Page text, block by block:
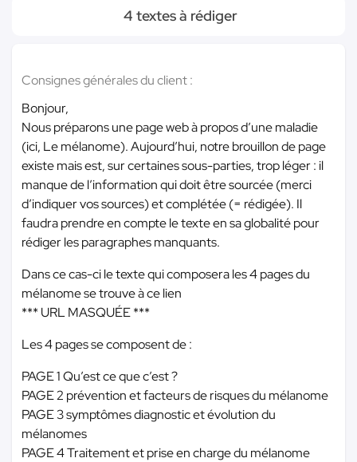
4 textes à rédiger
Consignes générales du client :
Bonjour,
Nous préparons une page web à propos d’une maladie
(ici, Le mélanome). Aujourd’hui, notre brouillon de page
existe mais est, sur certaines sous-parties, trop léger : il
manque de l’information qui doit être sourcée (merci
d’indiquer vos sources) et complétée (= rédigée). Il
faudra prendre en compte le texte en sa globalité pour
rédiger les paragraphes manquants.
Dans ce cas-ci le texte qui composera les 4 pages du
mélanome se trouve à ce lien
*** URL MASQUÉE ***
Les 4 pages se composent de :
PAGE 1 Qu’est ce que c’est ?
PAGE 2 prévention et facteurs de risques du mélanome
PAGE 3 symptômes diagnostic et évolution du
mélanomes
PAGE 4 Traitement et prise en charge du mélanome